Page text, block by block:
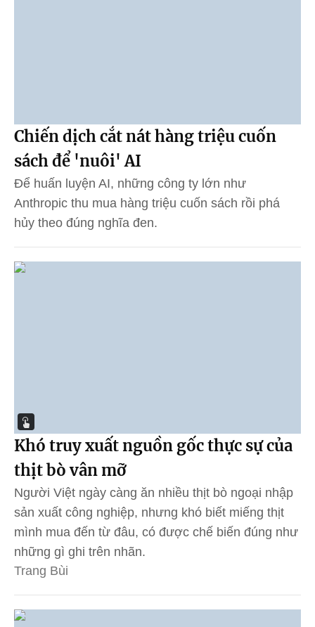
Chiến dịch cắt nát hàng triệu cuốn
sách để 'nuôi' AI
Để huấn luyện AI, những công ty lớn như
Anthropic thu mua hàng triệu cuốn sách rồi phá
hủy theo đúng nghĩa đen.
Khó truy xuất nguồn gốc thực sự của
thịt bò vân mỡ
Người Việt ngày càng ăn nhiều thịt bò ngoại nhập
sản xuất công nghiệp, nhưng khó biết miếng thịt
mình mua đến từ đâu, có được chế biến đúng như
những gì ghi trên nhãn.
Trang Bùi